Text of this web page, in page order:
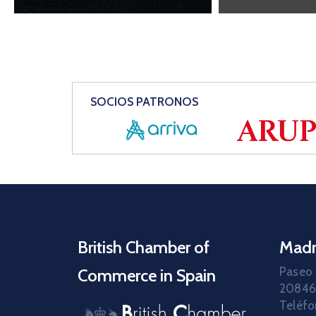
SOCIOS PATRONOS
British Chamber of
Commerce in Spain